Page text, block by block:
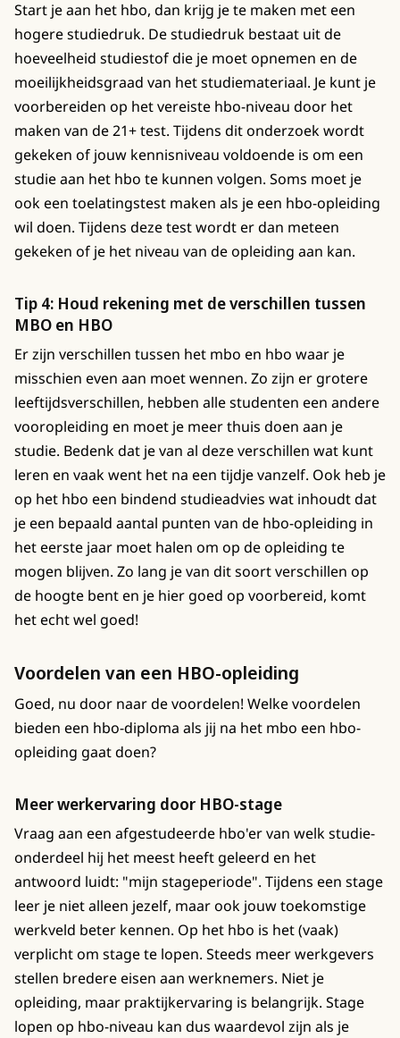
Start je aan het hbo, dan krijg je te maken met een
hogere studiedruk. De studiedruk bestaat uit de
hoeveelheid studiestof die je moet opnemen en de
moeilijkheidsgraad van het studiemateriaal. Je kunt je
voorbereiden op het vereiste hbo-niveau door het
maken van de 21+ test. Tijdens dit onderzoek wordt
gekeken of jouw kennisniveau voldoende is om een
studie aan het hbo te kunnen volgen. Soms moet je
ook een toelatingstest maken als je een hbo-opleiding
wil doen. Tijdens deze test wordt er dan meteen
gekeken of je het niveau van de opleiding aan kan.
Tip 4: Houd rekening met de verschillen tussen
MBO en HBO
Er zijn verschillen tussen het mbo en hbo waar je
misschien even aan moet wennen. Zo zijn er grotere
leeftijdsverschillen, hebben alle studenten een andere
vooropleiding en moet je meer thuis doen aan je
studie. Bedenk dat je van al deze verschillen wat kunt
leren en vaak went het na een tijdje vanzelf. Ook heb je
op het hbo een bindend studieadvies wat inhoudt dat
je een bepaald aantal punten van de hbo-opleiding in
het eerste jaar moet halen om op de opleiding te
mogen blijven. Zo lang je van dit soort verschillen op
de hoogte bent en je hier goed op voorbereid, komt
het echt wel goed!
Voordelen van een HBO-opleiding
Goed, nu door naar de voordelen! Welke voordelen
bieden een hbo-diploma als jij na het mbo een hbo-
opleiding gaat doen?
Meer werkervaring door HBO-stage
Vraag aan een afgestudeerde hbo'er van welk studie-
onderdeel hij het meest heeft geleerd en het
antwoord luidt: "mijn stageperiode". Tijdens een stage
leer je niet alleen jezelf, maar ook jouw toekomstige
werkveld beter kennen. Op het hbo is het (vaak)
verplicht om stage te lopen. Steeds meer werkgevers
stellen bredere eisen aan werknemers. Niet je
opleiding, maar praktijkervaring is belangrijk. Stage
lopen op hbo-niveau kan dus waardevol zijn als je